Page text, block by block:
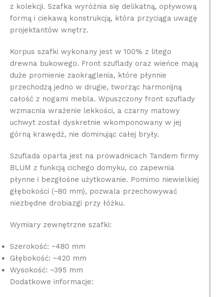
z kolekcji. Szafka wyróżnia się delikatną, opływową
formą i ciekawą konstrukcją, która przyciąga uwagę
projektantów wnętrz.
Korpus szafki wykonany jest w 100% z litego
drewna bukowego. Front szuflady oraz wieńce mają
duże promienie zaokrąglenia, które płynnie
przechodzą jedno w drugie, tworząc harmonijną
całość z nogami mebla. Wpuszczony front szuflady
wzmacnia wrażenie lekkości, a czarny matowy
uchwyt został dyskretnie wkomponowany w jej
górną krawędź, nie dominując całej bryły.
Szuflada oparta jest na prowadnicach Tandem firmy
BLUM z funkcją cichego domyku, co zapewnia
płynne i bezgłośne użytkowanie. Pomimo niewielkiej
głębokości (~80 mm), pozwala przechowywać
niezbędne drobiazgi przy łóżku.
Wymiary zewnętrzne szafki:
Szerokość: ~480 mm
Głębokość: ~420 mm
Wysokość: ~395 mm
Dodatkowe informacje: